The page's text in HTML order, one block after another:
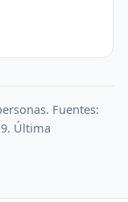
Fuentes:
Última